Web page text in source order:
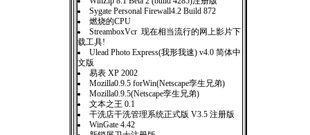
Sygate Personal Firewall4.2 Build 872
燃烧的CPU
StreamboxVcr 现在相当流行的网上影片下
载工具!
Ulead Photo Express(我形我速) v4.0 简体中
文版
易表 XP 2002
Mozilla0.9.5 forWin(Netscape孪生兄弟)
Mozilla0.9.5(Netscape孪生兄弟)
文本之王 0.1
干洗店干洗管理系统正式版 V3.5 注册版
WinGate 4.42